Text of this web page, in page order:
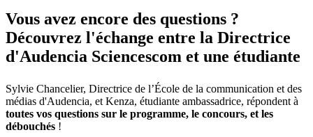
Vous avez encore des questions ?
Découvrez l'échange entre la Directrice
d'Audencia Sciencescom et une étudiante
Sylvie Chancelier, Directrice de l’École de la communication et des
médias d'Audencia, et Kenza, étudiante ambassadrice, répondent à
toutes vos questions sur le programme, le concours, et les
débouchés !